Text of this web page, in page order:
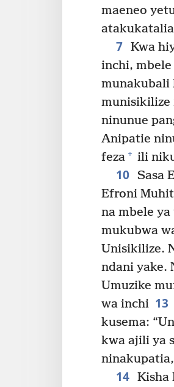
maeneo
7 Kwa
inchi,
munakubali
munisikilize
ninunue
Anipatie
feza + ili
10 Sasa
Efroni
na mbele
mukubwa
Unisikilize.
ndani yake.
Umuzike
wa inchi 13
kusema:
kwa ajili ya
14 Kisha